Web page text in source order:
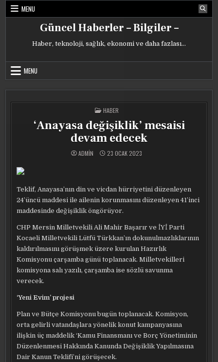
Skip
MENU
Güncel Haberler – Bilgiler –
Haber, teknoloji, sağlık, ekonomi ve daha fazlası…
MENU
POSTED
IN
HABER
‘Anayasa değişiklik’ mesaisi
devam edecek
ADMIN 23 OCAK 2023
Teklif, Anayasa’nın din ve vicdan hürriyetini düzenleyen
24’üncü maddesi ile ailenin korunmasını düzenleyen 41’inci
maddesinde değişiklik öngörüyor.
CHP Mersin Milletvekili Ali Mahir Başarır ve İYİ Parti
Kocaeli Milletvekili Lütfü Türkkan’ın dokunulmazlıklarının
kaldırılmasını görüşmek üzere kurulan Hazırlık
Komisyonu çarşamba günü toplanacak. Milletvekilleri
komisyona salı yazılı, çarşamba ise sözlü savunma
verecek.
‘Yeni Evim’ projesi
Plan ve Bütçe Komisyonu bugün toplanacak. Komisyon,
orta gelirli vatandaşlara yönelik konut kampanyasına
ilişkin üç maddelik ‘Kamu Finansmanı ve Borç Yönetiminin
Düzenlenmesi Hakkında Kanunda Değişiklik Yapılmasına
Dair Kanun Teklifi’ni görüşecek.